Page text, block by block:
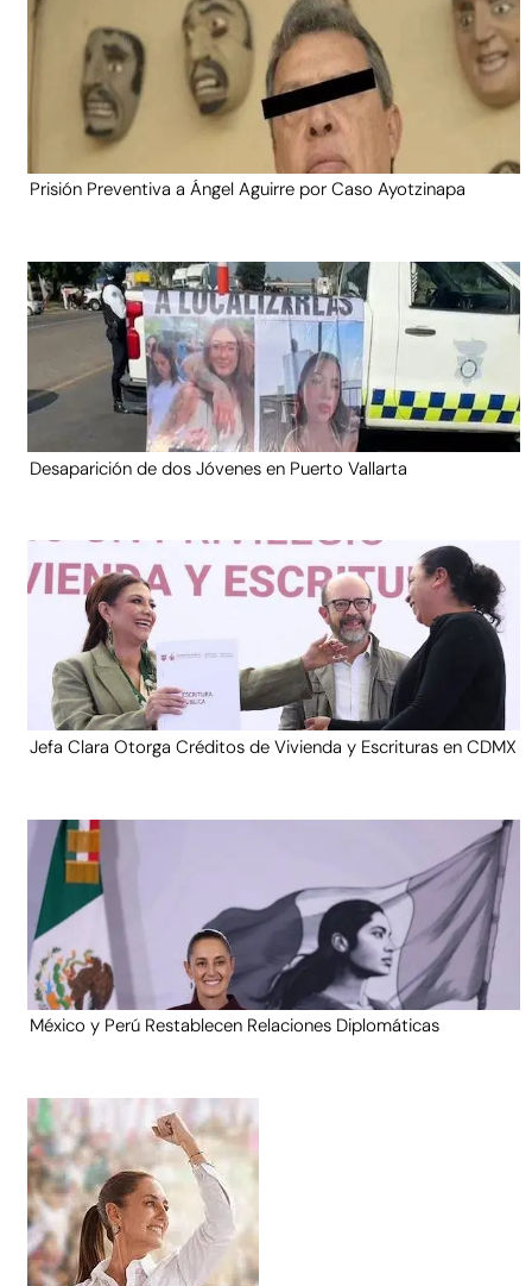
Prisión Preventiva a Ángel Aguirre por Caso Ayotzinapa
Desaparición de dos Jóvenes en Puerto Vallarta
Jefa Clara Otorga Créditos de Vivienda y Escrituras en CDMX
México y Perú Restablecen Relaciones Diplomáticas